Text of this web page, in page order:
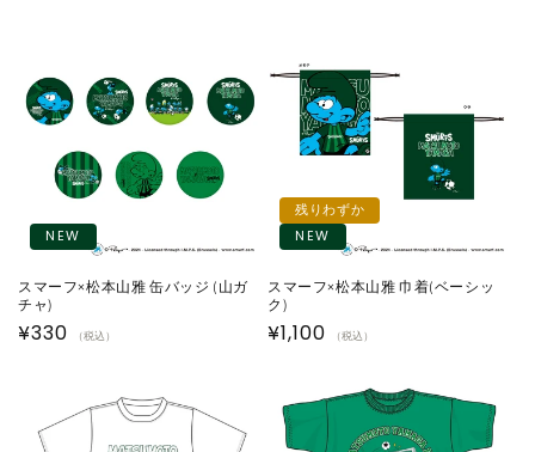
格
NEW
スマーフ×松本山雅 缶バッジ (山ガ
チャ)
通
¥330 （税込）
残りわずか
NEW
スマーフ×松本山雅 巾着(ベーシッ
ク)
通
格
¥1,100 （税込）